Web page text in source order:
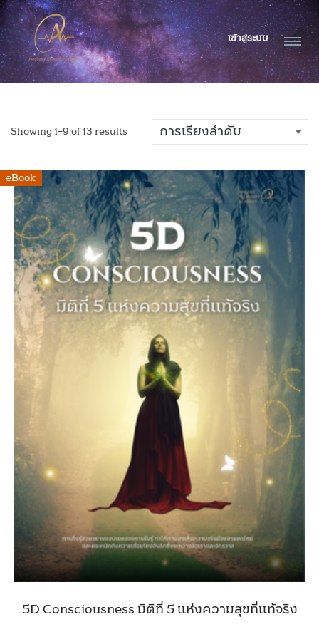
เข้าสู่ระบบ
Showing 1–9 of 13 results
eBook
5D Consciousness มิติที่ 5 แห่งความสุขที่แท้จริง